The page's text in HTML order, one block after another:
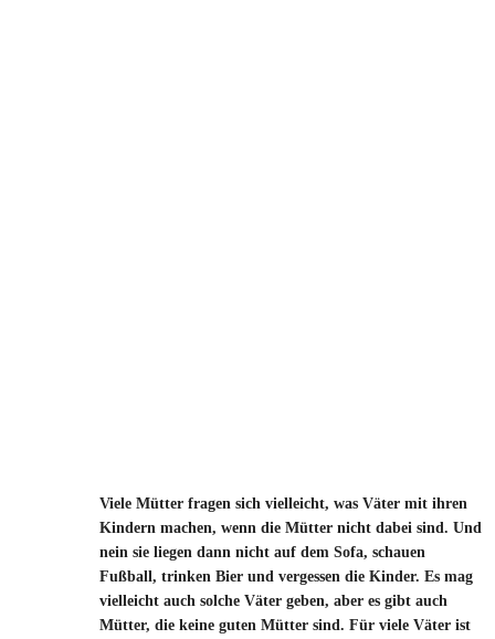
Viele Mütter fragen sich vielleicht, was Väter mit ihren
Kindern machen, wenn die Mütter nicht dabei sind. Und
nein sie liegen dann nicht auf dem Sofa, schauen
Fußball, trinken Bier und vergessen die Kinder. Es mag
vielleicht auch solche Väter geben, aber es gibt auch
Mütter, die keine guten Mütter sind. Für viele Väter ist